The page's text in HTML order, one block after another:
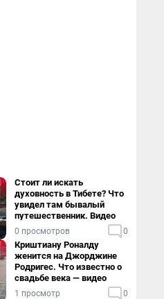
Стоит ли искать
духовность в Тибете? Что
увидел там бывалый
путешественник. Видео
0 просмотров 0
Криштиану Роналду
женится на Джорджине
Родригес. Что известно о
свадьбе века — видео
1 просмотр 0